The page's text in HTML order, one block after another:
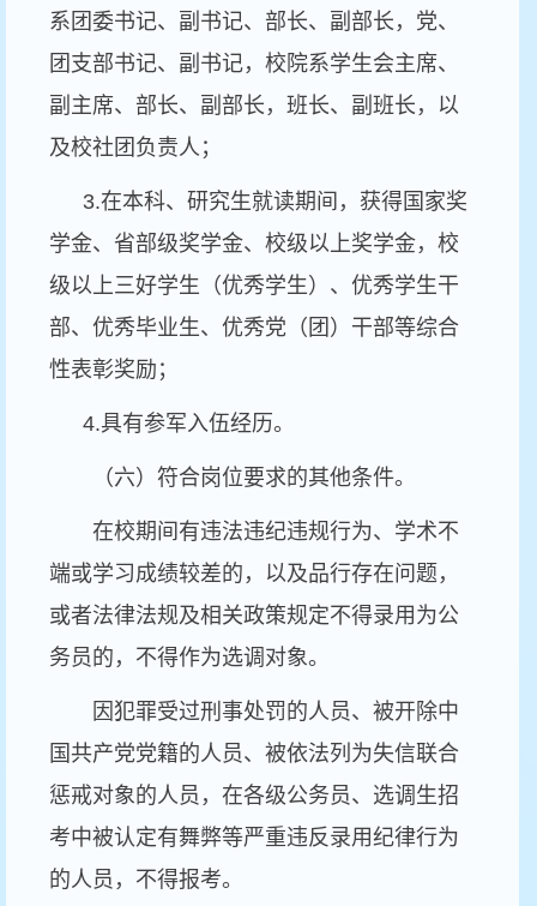
系团委书记、副书记、部长、副部长，党、
团支部书记、副书记，校院系学生会主席、
副主席、部长、副部长，班长、副班长，以
及校社团负责人；
3.在本科、研究生就读期间，获得国家奖
学金、省部级奖学金、校级以上奖学金，校
级以上三好学生（优秀学生）、优秀学生干
部、优秀毕业生、优秀党（团）干部等综合
性表彰奖励；
4.具有参军入伍经历。
（六）符合岗位要求的其他条件。
在校期间有违法违纪违规行为、学术不
端或学习成绩较差的，以及品行存在问题，
或者法律法规及相关政策规定不得录用为公
务员的，不得作为选调对象。
因犯罪受过刑事处罚的人员、被开除中
国共产党党籍的人员、被依法列为失信联合
惩戒对象的人员，在各级公务员、选调生招
考中被认定有舞弊等严重违反录用纪律行为
的人员，不得报考。